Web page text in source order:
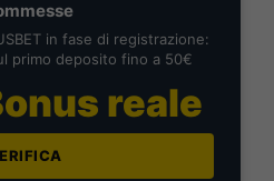
in fase di registrazione:
primo deposito fino a 50€
reale